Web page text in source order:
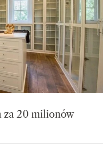
za 20 milionów